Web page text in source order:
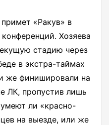
«Ракув» в
Хозяева
стадию через
в экстра-таймах
же финишировали на
ЛК, пропустив лишь
ли «красно-
на выезде, или же